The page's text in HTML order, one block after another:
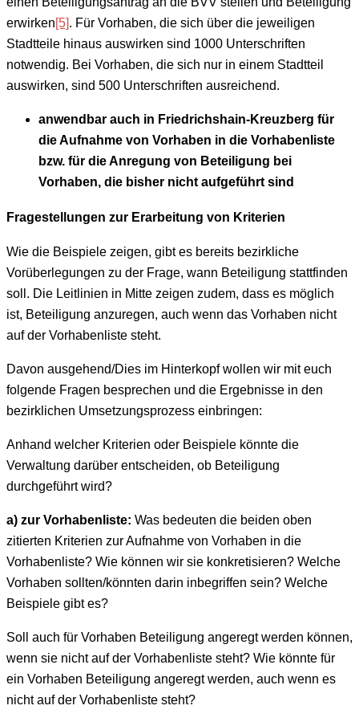
erwirken[5]. Für Vorhaben, die sich über die jeweiligen
Stadtteile hinaus auswirken sind 1000 Unterschriften
notwendig. Bei Vorhaben, die sich nur in einem Stadtteil
auswirken, sind 500 Unterschriften ausreichend.
anwendbar auch in Friedrichshain-Kreuzberg für
die Aufnahme von Vorhaben in die Vorhabenliste
bzw. für die Anregung von Beteiligung bei
Vorhaben, die bisher nicht aufgeführt sind
Fragestellungen zur Erarbeitung von Kriterien
Wie die Beispiele zeigen, gibt es bereits bezirkliche
Vorüberlegungen zu der Frage, wann Beteiligung stattfinden
soll. Die Leitlinien in Mitte zeigen zudem, dass es möglich
ist, Beteiligung anzuregen, auch wenn das Vorhaben nicht
auf der Vorhabenliste steht.
Davon ausgehend/Dies im Hinterkopf wollen wir mit euch
folgende Fragen besprechen und die Ergebnisse in den
bezirklichen Umsetzungsprozess einbringen:
Anhand welcher Kriterien oder Beispiele könnte die
Verwaltung darüber entscheiden, ob Beteiligung
durchgeführt wird?
a) zur Vorhabenliste: Was bedeuten die beiden oben
zitierten Kriterien zur Aufnahme von Vorhaben in die
Vorhabenliste? Wie können wir sie konkretisieren? Welche
Vorhaben sollten/könnten darin inbegriffen sein? Welche
Beispiele gibt es?
Soll auch für Vorhaben Beteiligung angeregt werden können,
wenn sie nicht auf der Vorhabenliste steht? Wie könnte für
ein Vorhaben Beteiligung angeregt werden, auch wenn es
nicht auf der Vorhabenliste steht?